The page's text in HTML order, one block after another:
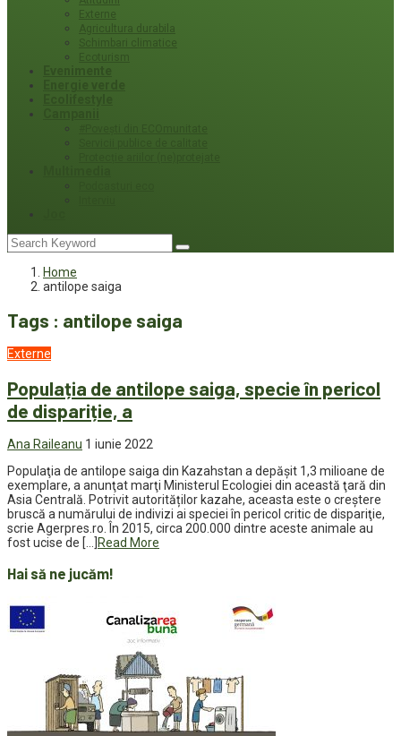
Externe
Agricultura durabila
Schimbari climatice
Ecoturism
Home
antilope saiga
Tags : antilope saiga
Externe
Populația de antilope saiga, specie în pericol
de dispariție, a
Ana Raileanu 1 iunie 2022
Populaţia de antilope saiga din Kazahstan a depăşit 1,3 milioane de
exemplare, a anunţat marţi Ministerul Ecologiei din această ţară din
Asia Centrală. Potrivit autorităților kazahe, aceasta este o creştere
bruscă a numărului de indivizi ai speciei în pericol critic de dispariţie,
scrie Agerpres.ro. În 2015, circa 200.000 dintre aceste animale au
fost ucise de […] Read More
Hai să ne jucăm!